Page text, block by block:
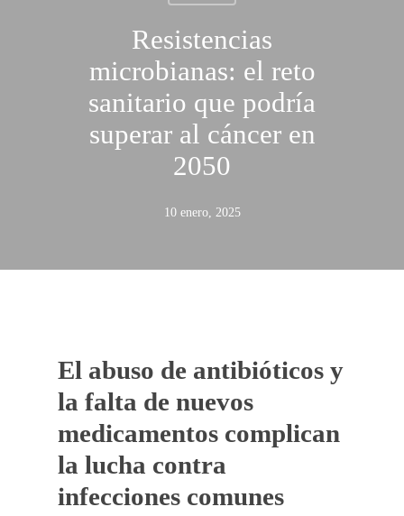
Resistencias
microbianas: el reto
sanitario que podría
superar al cáncer en
2050
10 enero, 2025
El abuso de antibióticos y
la falta de nuevos
medicamentos complican
la lucha contra
infecciones comunes